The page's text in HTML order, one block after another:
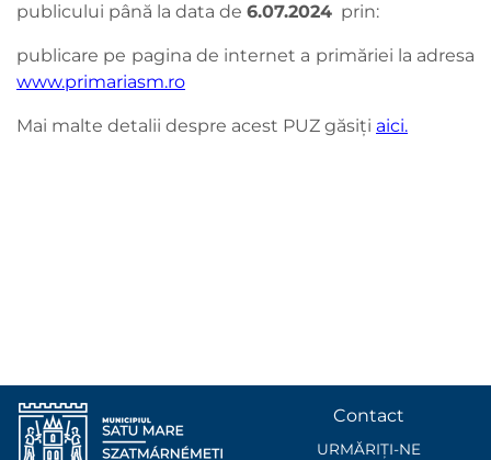
publicului până la data de 6.07.2024 prin:
publicare pe pagina de internet a primăriei la adresa
www.primariasm.ro
Mai malte detalii despre acest PUZ găsiți aici.
Contact
URMĂRIȚI-NE